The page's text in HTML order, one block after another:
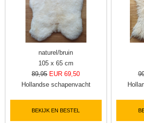
naturel/bruin
105 x 65 cm
89,95 EUR 69,50
Hollandse schapenvacht
BEKIJK EN BESTEL